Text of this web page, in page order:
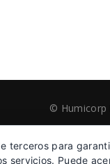
© Humicorp
terceros para
servicios. Puede